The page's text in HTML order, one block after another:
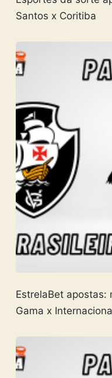
Santos x Coritiba
EstrelaBet apostas:
Gama x